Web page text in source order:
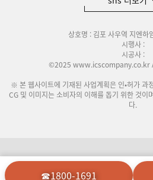
상호명 : 김포 사우역 지엔하
시행사 :
시공사 :
©2025 www.icscompany.co.kr
※ 본 웹사이트에 기재된 사업계획은 인•허가 과
CG 및 이미지는 소비자의 이해를 돕기 위한 것이
다.
이용안내 개인정
☎1800-1691